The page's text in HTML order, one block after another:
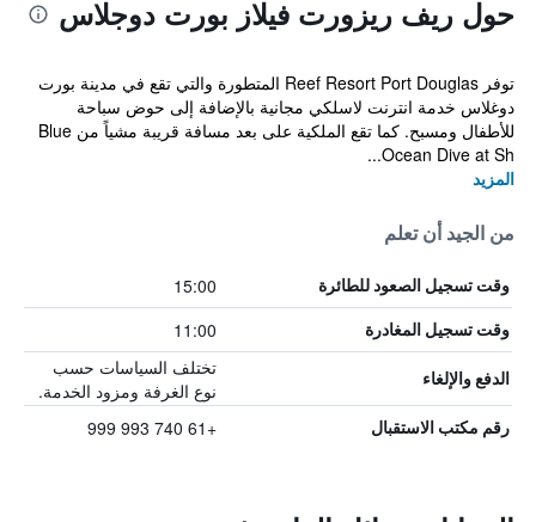
حول ريف ريزورت فيلاز بورت دوجلاس
توفر Reef Resort Port Douglas المتطورة والتي تقع في مدينة بورت
دوغلاس خدمة انترنت لاسلكي مجانية بالإضافة إلى حوض سباحة
للأطفال ومسبح. كما تقع الملكية على بعد مسافة قريبة مشياً من Blue
Ocean Dive at Sh...
المزيد
من الجيد أن تعلم
وقت تسجيل الصعود للطائرة 15:00
وقت تسجيل المغادرة 11:00
الدفع والإلغاء
تختلف السياسات حسب
نوع الغرفة ومزود الخدمة.
رقم مكتب الاستقبال +61 740 993 999